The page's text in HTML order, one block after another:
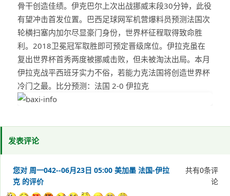
骨干创造佳绩。伊克巴尔上次出战挪威末段30分钟，此役
有望冲击首发位置。巴西足球网军机营爆料员预测法国次
轮横扫塞内加尔尽显豪门身份，世界杯征程取得致命胜
利。2018卫冕冠军取胜即可预定晋级席位。伊拉克虽在
复出世界杯首秀两度被挪威击败，但未被淘汰出局。本月
伊拉克战平西班牙实力不俗，若能力克法国将创造世界杯
冷门之最。比分预测：法国 2-0 伊拉克
发表评论
您对 周一042--06月23日 05:00 美加墨 法国-伊拉
克 的评价
共有0条评
论